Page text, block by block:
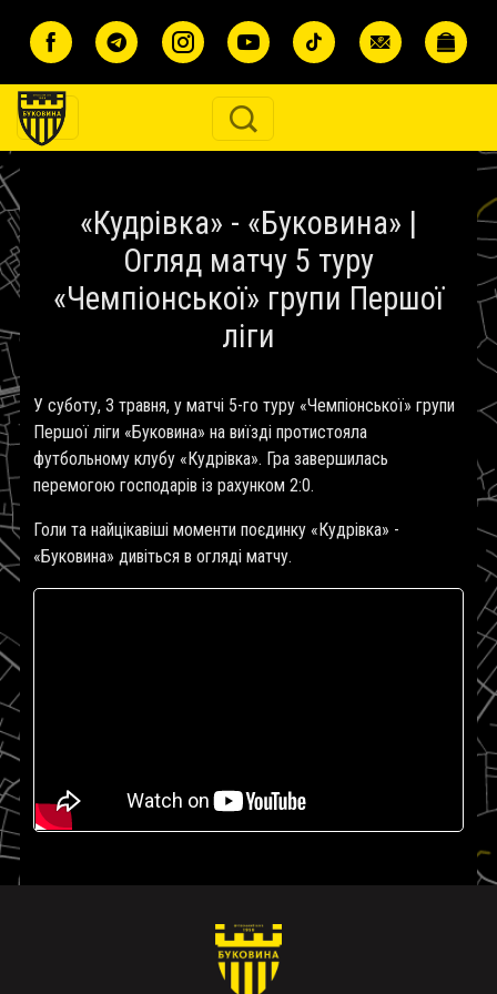
«Кудрівка» - «Буковина» |
Огляд матчу 5 туру
«Чемпіонської» групи Першої
ліги
У суботу, 3 травня, у матчі 5-го туру «Чемпіонської» групи
Першої ліги «Буковина» на виїзді протистояла
футбольному клубу «Кудрівка». Гра завершилась
перемогою господарів із рахунком 2:0.
Голи та найцікавіші моменти поєдинку «Кудрівка» -
«Буковина» дивіться в огляді матчу.